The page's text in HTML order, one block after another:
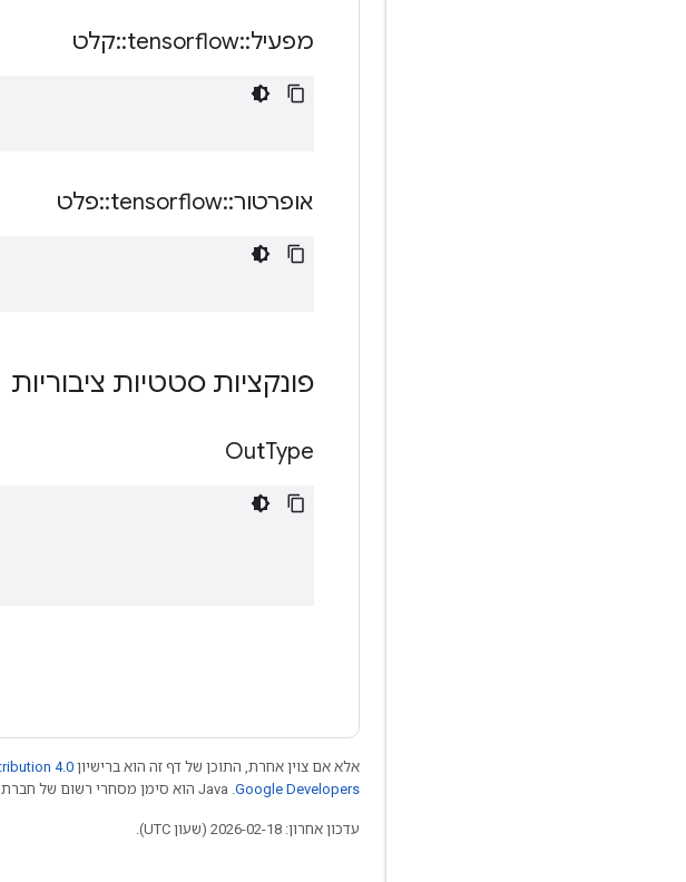
מפעיל::
tensorflow
::קלט
אופרטור::
tensorflow
::פלט
פונקציות סטטיות ציבוריות
OutType
אלא אם צוין אחרת, התוכן של דף זה הוא ברישיון4.0
Google Developers‏
עדכון אחרון: 2026-02-18 (שעון UTC).